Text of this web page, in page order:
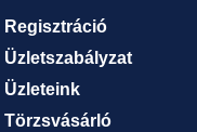
Regisztráció
Üzletszabályzat
Üzleteink
Törzsvásárló